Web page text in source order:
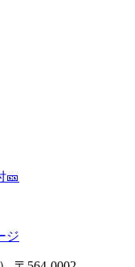
🎫
ジ